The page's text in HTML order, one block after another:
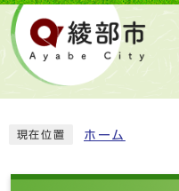
現在位置 ホーム